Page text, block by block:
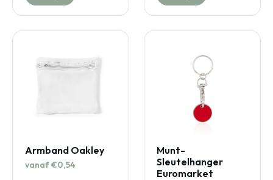
Armband Oakley
vanaf €0,54
Munt-
Sleutelhanger
Euromarket